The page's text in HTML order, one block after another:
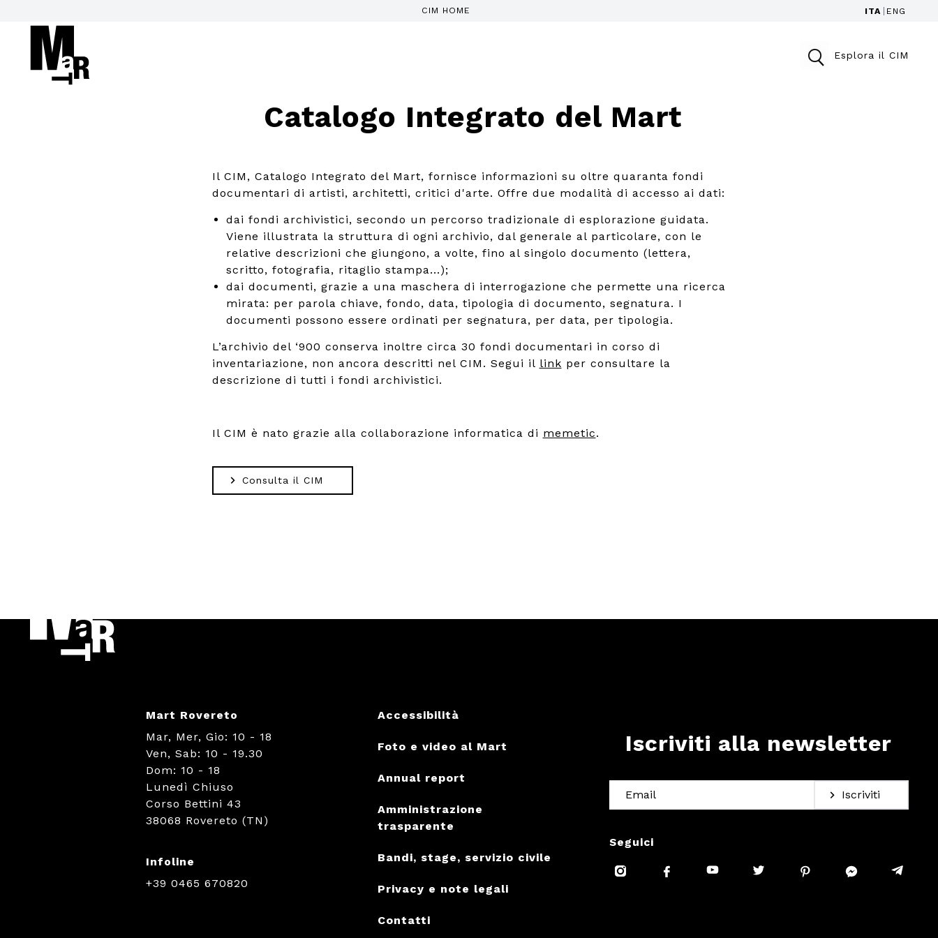
CIM HOME ITA ENG
Esplora il CIM
Catalogo Integrato del Mart
Il CIM, Catalogo Integrato del Mart, fornisce informazioni su oltre quaranta fondi
documentari di artisti, architetti, critici d'arte. Offre due modalità di accesso ai dati:
dai fondi archivistici, secondo un percorso tradizionale di esplorazione guidata.
Viene illustrata la struttura di ogni archivio, dal generale al particolare, con le
relative descrizioni che giungono, a volte, fino al singolo documento (lettera,
scritto, fotografia, ritaglio stampa...);
dai documenti, grazie a una maschera di interrogazione che permette una ricerca
mirata: per parola chiave, fondo, data, tipologia di documento, segnatura. I
documenti possono essere ordinati per segnatura, per data, per tipologia.
L’archivio del ‘900 conserva inoltre circa 30 fondi documentari in corso di
inventariazione, non ancora descritti nel CIM. Segui il link per consultare la
descrizione di tutti i fondi archivistici.
Il CIM è nato grazie alla collaborazione informatica di memetic.
Consulta il CIM
Mart Rovereto
Mar, Mer, Gio: 10 - 18
Ven, Sab: 10 - 19.30
Dom: 10 - 18
Lunedì Chiuso
Corso Bettini 43
38068 Rovereto (TN)
Infoline
+39 0465 670820
Accessibilità
Foto e video al Mart
Annual report
Amministrazione
trasparente
Bandi, stage, servizio civile
Privacy e note legali
Contatti
Iscriviti alla newsletter
Iscriviti
Seguici